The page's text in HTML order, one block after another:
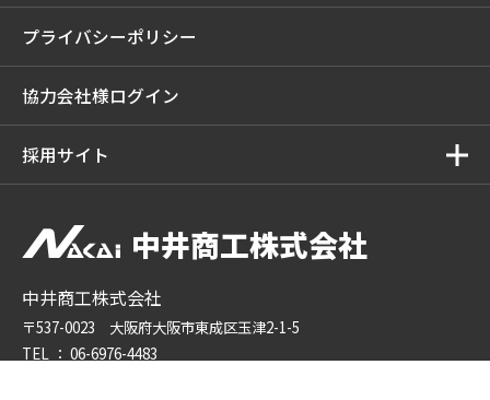
中井商工株式会社
中井商工株式会社
〒537-0023 大阪府大阪市東成区玉津2-1-5
TEL ： 06-6976-4483
プライバシーポリシー
協力会社様ログイン
採用サイト